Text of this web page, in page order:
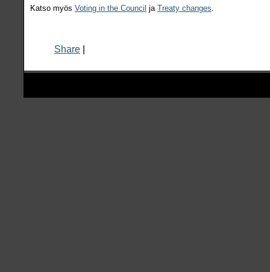
Katso myös Voting in the Council ja Treaty changes
Share